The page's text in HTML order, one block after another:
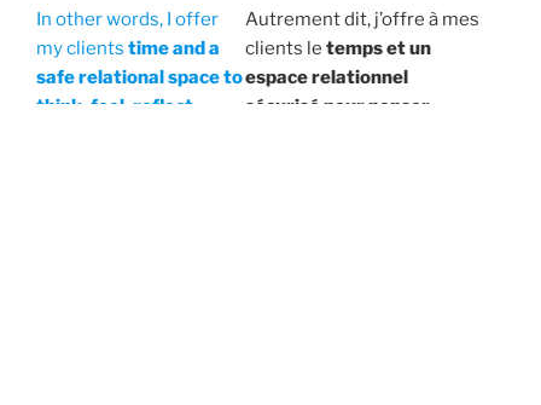
In other words, I offer
my clients time and a
safe relational space to
think, feel, reflect,
Autrement dit, j’offre à mes
clients le temps et un
espace relationnel
sécurisé pour penser,